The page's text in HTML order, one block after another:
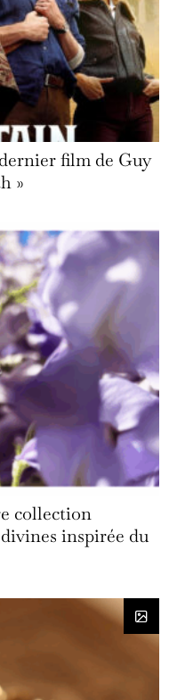
film de Guy
»
collection
inspirée du